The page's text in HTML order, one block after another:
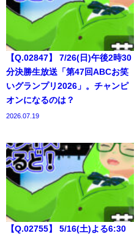
【Q.02847】 7/26(日)午後2時30
分決勝生放送「第47回ABCお笑
いグランプリ2026」。チャンピ
オンになるのは？
2026.07.19
【Q.02755】 5/16(土)よる6:30